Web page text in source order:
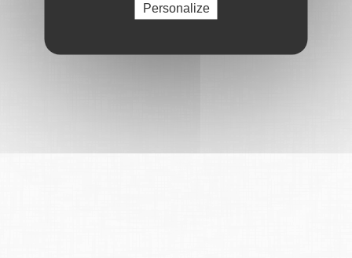
Personalize